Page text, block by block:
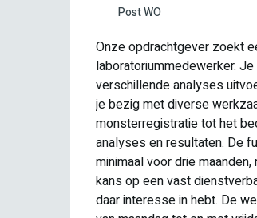
Post WO
Onze opdrachtgever zoekt
laboratoriummedewerker.
verschillende analyses
je bezig met diverse
monsterregistratie tot het
analyses en resultaten. De
minimaal voor drie
kans op een vast
daar interesse in hebt. De